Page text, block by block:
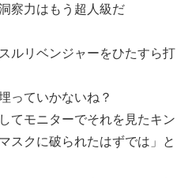
察力はもう超人級だ
ルリベンジャーをひたすら打
っていかないね？
てモニターでそれを見たキン
スクに破られたはずでは」と